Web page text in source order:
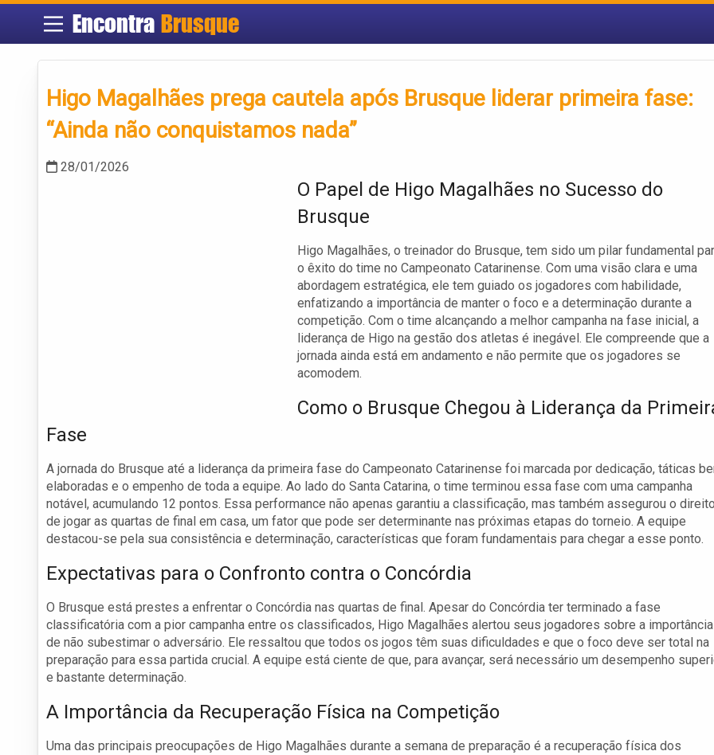
Encontra Brusque
Higo Magalhães prega cautela após Brusque liderar primeira fase:
“Ainda não conquistamos nada”
28/01/2026
O Papel de Higo Magalhães no Sucesso do
Brusque
Higo Magalhães, o treinador do Brusque, tem sido um pilar fundamental
o êxito do time no Campeonato Catarinense. Com uma visão clara e uma
abordagem estratégica, ele tem guiado os jogadores com habilidade,
enfatizando a importância de manter o foco e a determinação durante a
competição. Com o time alcançando a melhor campanha na fase inicial, a
liderança de Higo na gestão dos atletas é inegável. Ele compreende que a
jornada ainda está em andamento e não permite que os jogadores se
acomodem.
Como o Brusque Chegou à Liderança da
Fase
A jornada do Brusque até a liderança da primeira fase do Campeonato Catarinense foi marcada por dedicação, táticas
elaboradas e o empenho de toda a equipe. Ao lado do Santa Catarina, o time terminou essa fase com uma campanha
notável, acumulando 12 pontos. Essa performance não apenas garantiu a classificação, mas também assegurou o direito
de jogar as quartas de final em casa, um fator que pode ser determinante nas próximas etapas do torneio. A equipe
destacou-se pela sua consistência e determinação, características que foram fundamentais para chegar a esse ponto.
Expectativas para o Confronto contra o Concórdia
O Brusque está prestes a enfrentar o Concórdia nas quartas de final. Apesar do Concórdia ter terminado a fase
classificatória com a pior campanha entre os classificados, Higo Magalhães alertou seus jogadores sobre a importância
de não subestimar o adversário. Ele ressaltou que todos os jogos têm suas dificuldades e que o foco deve ser total na
preparação para essa partida crucial. A equipe está ciente de que, para avançar, será necessário um desempenho
e bastante determinação.
A Importância da Recuperação Física na Competição
Uma das principais preocupações de Higo Magalhães durante a semana de preparação é a recuperação física dos